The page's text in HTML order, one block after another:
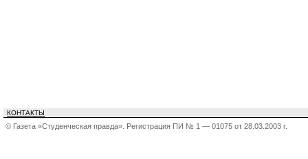
КОНТАКТЫ
© Газета «Студенческая правда». Регистрация ПИ № 1 — 01075 от 28.03.2003 г.